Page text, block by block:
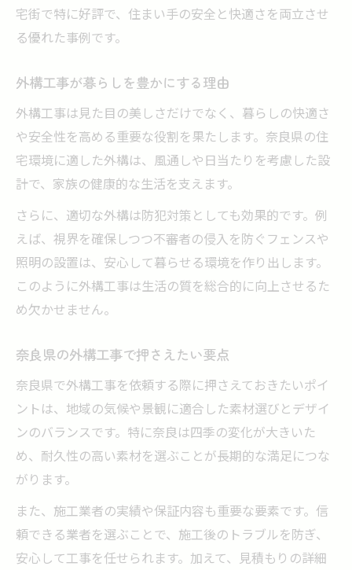
宅街で特に好評で、住まい手の安全と快適さを両立させ
る優れた事例です。
外構工事が暮らしを豊かにする理由
外構工事は見た目の美しさだけでなく、暮らしの快適さ
や安全性を高める重要な役割を果たします。奈良県の住
宅環境に適した外構は、風通しや日当たりを考慮した設
計で、家族の健康的な生活を支えます。
さらに、適切な外構は防犯対策としても効果的です。例
えば、視界を確保しつつ不審者の侵入を防ぐフェンスや
照明の設置は、安心して暮らせる環境を作り出します。
このように外構工事は生活の質を総合的に向上させるた
め欠かせません。
奈良県の外構工事で押さえたい要点
奈良県で外構工事を依頼する際に押さえておきたいポイ
ントは、地域の気候や景観に適合した素材選びとデザイ
ンのバランスです。特に奈良は四季の変化が大きいた
め、耐久性の高い素材を選ぶことが長期的な満足につな
がります。
また、施工業者の実績や保証内容も重要な要素です。信
頼できる業者を選ぶことで、施工後のトラブルを防ぎ、
安心して工事を任せられます。加えて、見積もりの詳細